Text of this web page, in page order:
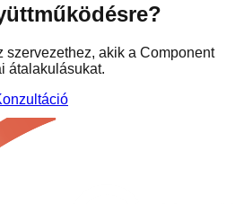
szervezethez, akik a Component
átalakulásukat.